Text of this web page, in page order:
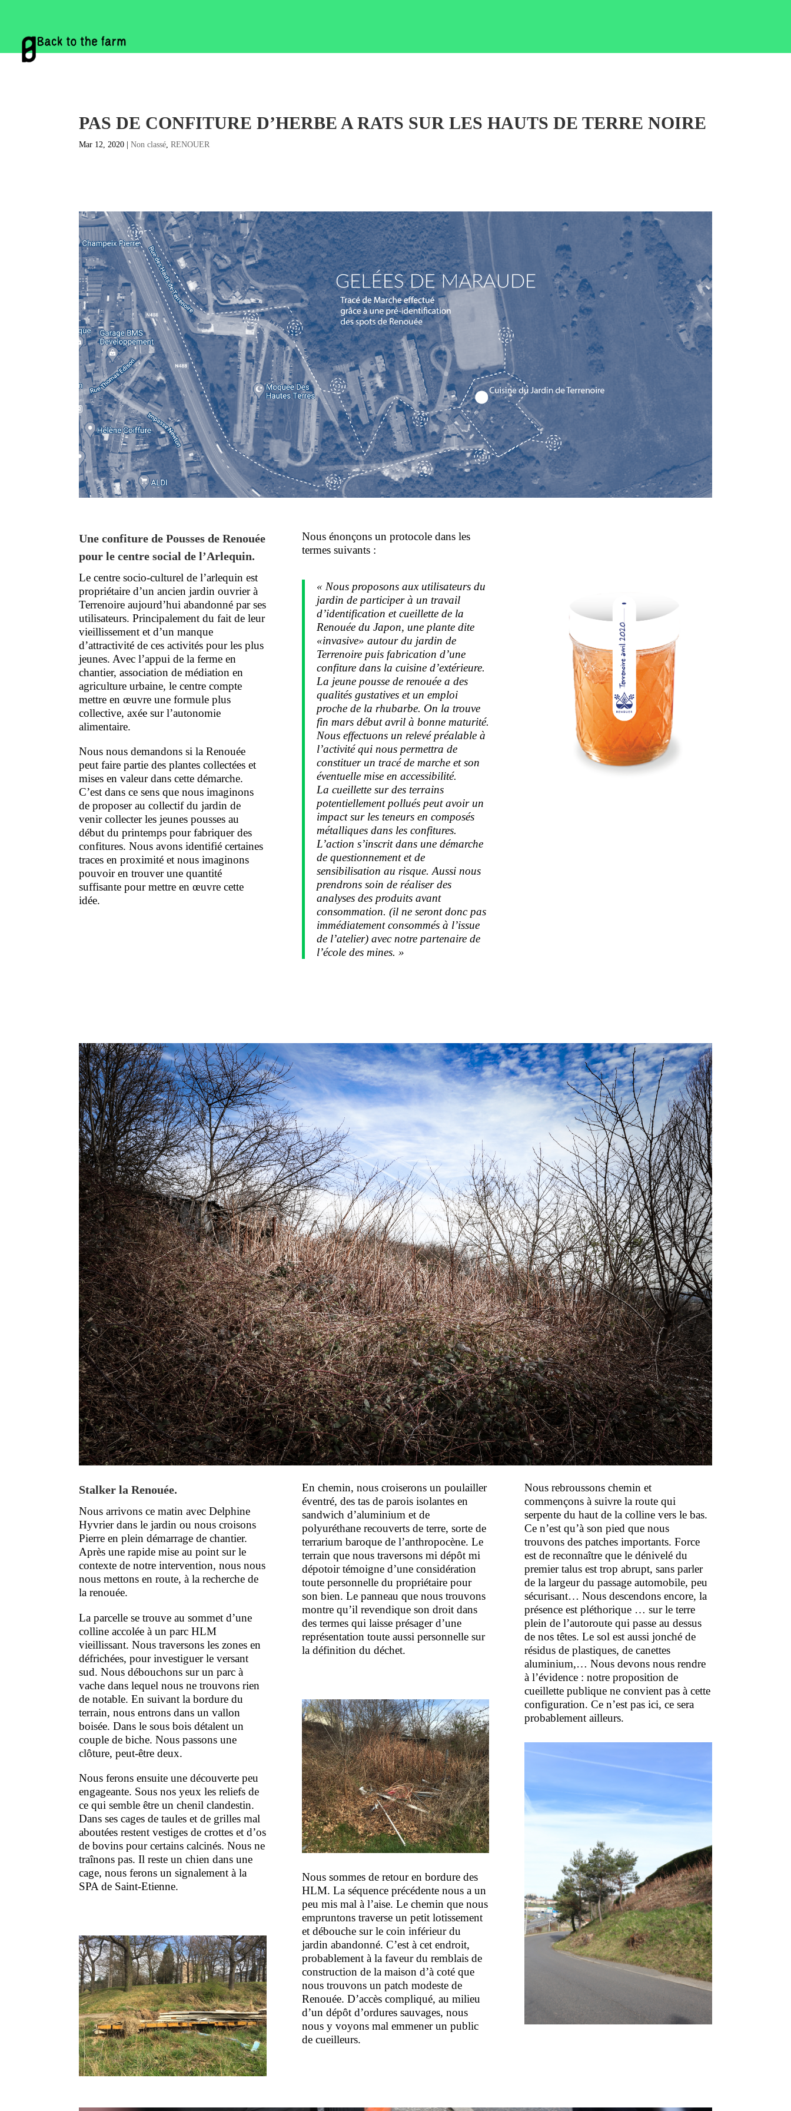
PAS DE CONFITURE D’HERBE A RATS SUR LES HAUTS DE TERRE NOIRE
Mar 12, 2020 |Non classé ,RENOUER
Une confiture de Pousses de Renouée
pour le centre social de l’Arlequin.
Le centre socio-culturel de l’arlequin est
propriétaire d’un ancien jardin ouvrier à
Terrenoire aujourd’hui abandonné par ses
utilisateurs. Principalement du fait de leur
vieillissement et d’un manque
d’attractivité de ces activités pour les plus
jeunes. Avec l’appui de la ferme en
chantier, association de médiation en
agriculture urbaine, le centre compte
mettre en œuvre une formule plus
collective, axée sur l’autonomie
alimentaire.
Nous nous demandons si la Renouée
peut faire partie des plantes collectées et
mises en valeur dans cette démarche.
C’est dans ce sens que nous imaginons
de proposer au collectif du jardin de
venir collecter les jeunes pousses au
début du printemps pour fabriquer des
confitures. Nous avons identifié certaines
traces en proximité et nous imaginons
pouvoir en trouver une quantité
suffisante pour mettre en œuvre cette
idée.
Nous énonçons un protocole dans les
termes suivants :
« Nous proposons aux utilisateurs du
jardin de participer à un travail
d’identification et cueillette de la
Renouée du Japon, une plante dite
«invasive» autour du jardin de
Terrenoire puis fabrication d’une
confiture dans la cuisine d’extérieure.
La jeune pousse de renouée a des
qualités gustatives et un emploi
proche de la rhubarbe. On la trouve
fin mars début avril à bonne maturité.
Nous effectuons un relevé préalable à
l’activité qui nous permettra de
constituer un tracé de marche et son
éventuelle mise en accessibilité.
La cueillette sur des terrains
potentiellement pollués peut avoir un
impact sur les teneurs en composés
métalliques dans les confitures.
L’action s’inscrit dans une démarche
de questionnement et de
sensibilisation au risque. Aussi nous
prendrons soin de réaliser des
analyses des produits avant
consommation. (il ne seront donc pas
immédiatement consommés à l’issue
de l’atelier) avec notre partenaire de
l’école des mines. »
Stalker la Renouée.
Nous arrivons ce matin avec Delphine
Hyvrier dans le jardin ou nous croisons
Pierre en plein démarrage de chantier.
Après une rapide mise au point sur le
contexte de notre intervention, nous nous
nous mettons en route, à la recherche de
la renouée.
La parcelle se trouve au sommet d’une
colline accolée à un parc HLM
vieillissant. Nous traversons les zones en
défrichées, pour investiguer le versant
sud. Nous débouchons sur un parc à
vache dans lequel nous ne trouvons rien
de notable. En suivant la bordure du
terrain, nous entrons dans un vallon
boisée. Dans le sous bois détalent un
couple de biche. Nous passons une
clôture, peut-être deux.
Nous ferons ensuite une découverte peu
engageante. Sous nos yeux les reliefs de
ce qui semble être un chenil clandestin.
Dans ses cages de taules et de grilles mal
aboutées restent vestiges de crottes et d’os
de bovins pour certains calcinés. Nous ne
traînons pas. Il reste un chien dans une
cage, nous ferons un signalement à la
SPA de Saint-Etienne.
En chemin, nous croiserons un poulailler
éventré, des tas de parois isolantes en
sandwich d’aluminium et de
polyuréthane recouverts de terre, sorte de
terrarium baroque de l’anthropocène. Le
terrain que nous traversons mi dépôt mi
dépotoir témoigne d’une considération
toute personnelle du propriétaire pour
son bien. Le panneau que nous trouvons
montre qu’il revendique son droit dans
des termes qui laisse présager d’une
représentation toute aussi personnelle sur
la définition du déchet.
Nous sommes de retour en bordure des
HLM. La séquence précédente nous a un
peu mis mal à l’aise. Le chemin que nous
empruntons traverse un petit lotissement
et débouche sur le coin inférieur du
jardin abandonné. C’est à cet endroit,
probablement à la faveur du remblais de
construction de la maison d’à coté que
nous trouvons un patch modeste de
Renouée. D’accès compliqué, au milieu
d’un dépôt d’ordures sauvages, nous
nous y voyons mal emmener un public
de cueilleurs.
Nous rebroussons chemin et
commençons à suivre la route qui
serpente du haut de la colline vers le bas.
Ce n’est qu’à son pied que nous
trouvons des patches importants. Force
est de reconnaître que le dénivelé du
premier talus est trop abrupt, sans parler
de la largeur du passage automobile, peu
sécurisant… Nous descendons encore, la
présence est pléthorique … sur le terre
plein de l’autoroute qui passe au dessus
de nos têtes. Le sol est aussi jonché de
résidus de plastiques, de canettes
aluminium,… Nous devons nous rendre
à l’évidence : notre proposition de
cueillette publique ne convient pas à cette
configuration. Ce n’est pas ici, ce sera
probablement ailleurs.